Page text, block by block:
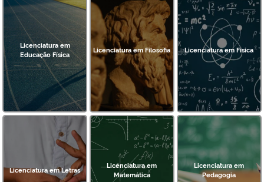
Licenciatura em
Educação Física
Licenciatura em Filosofia Licenciatura em Física
Licenciatura em Letras
Licenciatura em
Matemática
Licenciatura em
Pedagogia